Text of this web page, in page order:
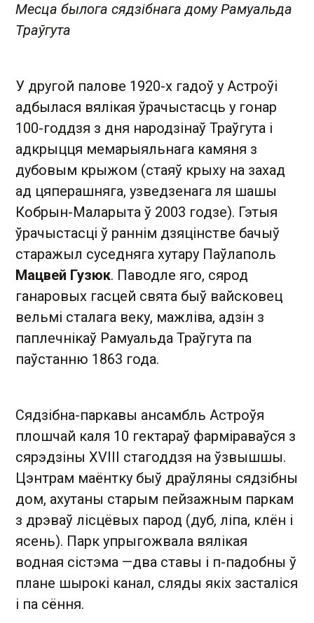
Месца былога сядзібнага дому Рамуальда
Траўгута
У другой палове 1920-х гадоў у Астроўі
адбылася вялікая ўрачыстасць у гонар
100-годдзя з дня народзінаў Траўгута і
адкрыцця мемарыяльнага камяня з
дубовым крыжом (стаяў крыху на захад
ад цяперашняга, узведзенага ля шашы
Кобрын-Маларыта ў 2003 годзе). Гэтыя
ўрачыстасці ў раннім дзяцінстве бачыў
старажыл суседняга хутару Паўлаполь
Мацвей Гузюк. Паводле яго, сярод
ганаровых гасцей свята быў вайсковец
вельмі сталага веку, мажліва, адзін з
паплечнікаў Рамуальда Траўгута па
паўстанню 1863 года.
Сядзібна-паркавы ансамбль Астроўя
плошчай каля 10 гектараў фарміраваўся з
сярэдзіны XVIII стагоддзя на ўзвышшы.
Цэнтрам маёнтку быў драўляны сядзібны
дом, ахутаны старым пейзажным паркам
з дрэваў лісцёвых парод (дуб, ліпа, клён і
ясень). Парк упрыгожвала вялікая
водная сістэма —два ставы і п-падобны ў
плане шырокі канал, сляды якіх засталіся
і па сёння.